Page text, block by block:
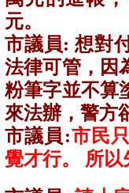
元。
市議員:想對
法律可管，因
粉筆字並不算
來法辦，警方
市議員 :市民
覺才行。 所